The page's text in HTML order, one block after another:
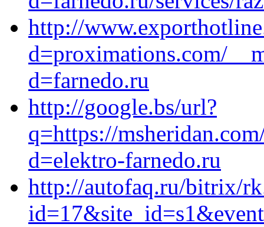
http://
d=proximations.com/
d=farnedo.ru
http://google.bs/url?
q=https://
d=elektro-farnedo.ru
http://autofaq.ru/bitrix/